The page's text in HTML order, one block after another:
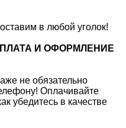
в любой уголок!
И ОФОРМЛЕНИЕ
не обязательно
Оплачивайте
убедитесь в качестве